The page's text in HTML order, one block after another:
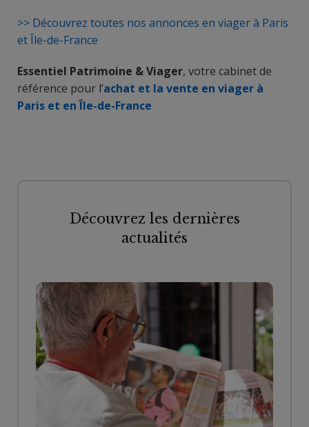
>> Découvrez toutes nos annonces en viager à Paris
et Île-de-France
Essentiel Patrimoine & Viager, votre cabinet de
référence pour l’achat et la vente en viager à
Paris et en Île-de-France
Découvrez les dernières
actualités